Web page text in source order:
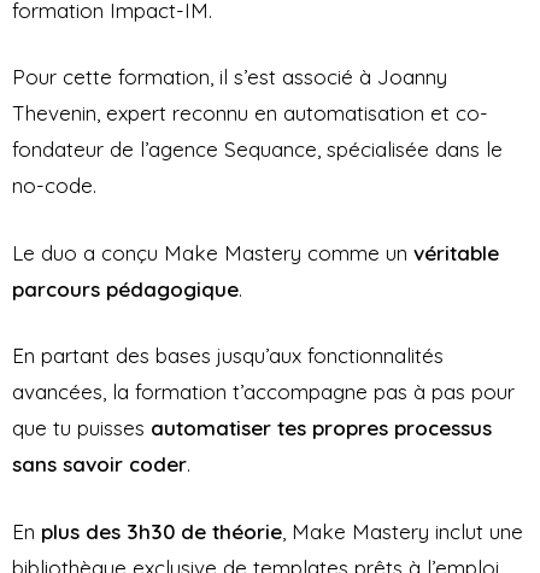
formation Impact-IM.
Pour cette formation, il s’est associé à Joanny
Thevenin, expert reconnu en automatisation et co-
fondateur de l’agence Sequance, spécialisée dans le
no-code.
Le duo a conçu Make Mastery comme un véritable
parcours pédagogique.
En partant des bases jusqu’aux fonctionnalités
avancées, la formation t’accompagne pas à pas pour
que tu puisses automatiser tes propres processus
sans savoir coder.
En plus des 3h30 de théorie , Make Mastery inclut une
bibliothèque exclusive de templates prêts à l’emploi